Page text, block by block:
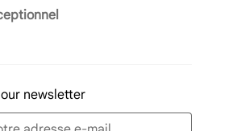
newsletter